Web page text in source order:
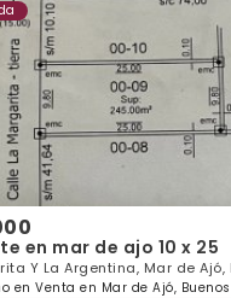
en mar de ajo 10 x 25
Y La Argentina, Mar de Ajó,
en Venta en Mar de Ajó,